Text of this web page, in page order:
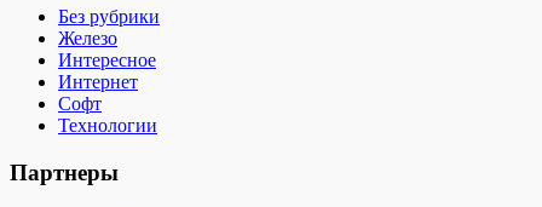
Без рубрики
Железо
Интересное
Интернет
Софт
Технологии
Партнеры